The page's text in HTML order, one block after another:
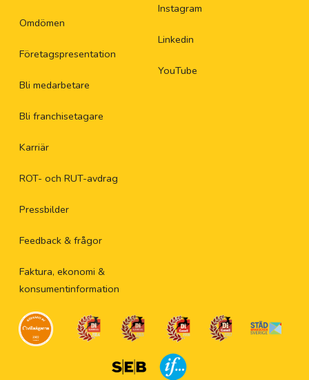
Omdömen
Företagspresentation
Bli medarbetare
Bli franchisetagare
Karriär
ROT- och RUT-avdrag
Pressbilder
Feedback & frågor
Faktura, ekonomi &
konsumentinformation
Instagram
Linkedin
YouTube